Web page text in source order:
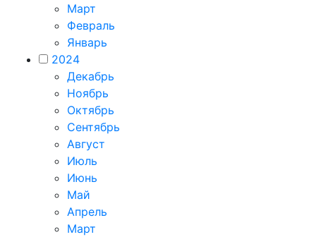
Март
Февраль
Январь
2024
Декабрь
Ноябрь
Октябрь
Сентябрь
Август
Июль
Июнь
Май
Апрель
Март